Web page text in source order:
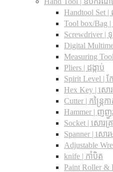
Handtool Set
Tool box/Bag
Screwdriver
Digital
Measuring
Pliers | ដង្កាប់
Spirit Level | ក
Hex Key | សោ
Cutter | កន្រ្តៃក
Hammer | ញញួ
Socket | សោរគ្
Spanner |​ សោ
Adjustable
knife | កាំបិត
Paint Roller